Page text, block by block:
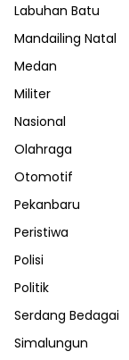
Labuhan Batu
Mandailing Natal
Medan
Militer
Nasional
Olahraga
Otomotif
Pekanbaru
Peristiwa
Polisi
Politik
Serdang Bedagai
Simalungun